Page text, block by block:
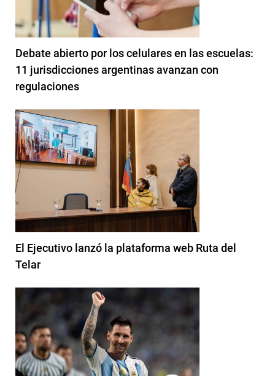
Debate abierto por los celulares en las escuelas:
11 jurisdicciones argentinas avanzan con
regulaciones
El Ejecutivo lanzó la plataforma web Ruta del
Telar